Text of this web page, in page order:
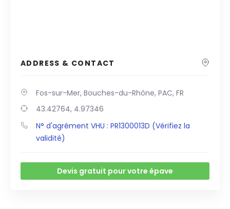
ADDRESS & CONTACT
Fos-sur-Mer, Bouches-du-Rhône, PAC, FR
43.42764, 4.97346
N° d'agrément VHU : PR1300013D (Vérifiez la
validité)
Devis gratuit pour votre épave